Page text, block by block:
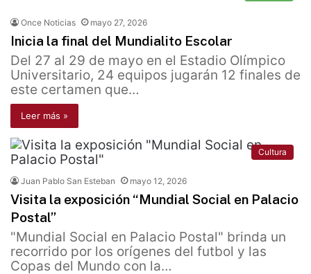
Once Noticias mayo 27, 2026
Inicia la final del Mundialito Escolar
Del 27 al 29 de mayo en el Estadio Olímpico
Universitario, 24 equipos jugarán 12 finales de
este certamen que…
Leer más »
Cultura
Juan Pablo San Esteban mayo 12, 2026
Visita la exposición “Mundial Social en Palacio
Postal”
"Mundial Social en Palacio Postal" brinda un
recorrido por los orígenes del futbol y las
Copas del Mundo con la…